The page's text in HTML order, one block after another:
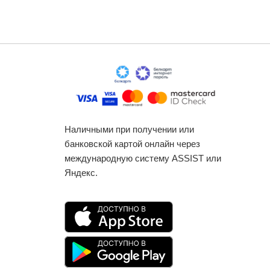
Наличными при получении или
банковской картой онлайн через
международную систему ASSIST или
Яндекс.